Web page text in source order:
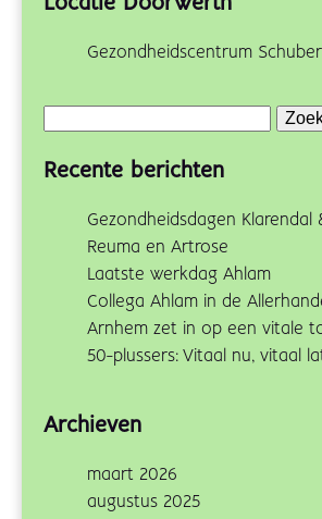
Gezondheidscentrum
Recente berichten
Gezondheidsdagen Klarendal
Reuma en Artrose
Laatste werkdag Ahlam
Collega Ahlam in de
Arnhem zet in op een vitale
50-plussers: Vitaal nu, vitaal
Archieven
maart 2026
augustus 2025